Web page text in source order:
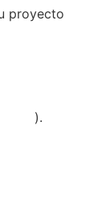
proyecto
).